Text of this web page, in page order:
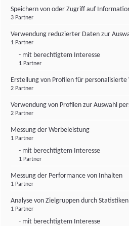
Speichern von oder Zugriff auf
3 Partner
Verwendung reduzierter Daten zur
1 Partner
- mit berechtigtem Interesse
1 Partner
Erstellung von Profilen für personalisierte
2 Partner
Verwendung von Profilen zur Auswahl
2 Partner
Messung der Werbeleistung
1 Partner
- mit berechtigtem Interesse
1 Partner
Messung der Performance von Inhalten
1 Partner
Analyse von Zielgruppen durch
1 Partner
- mit berechtigtem Interesse